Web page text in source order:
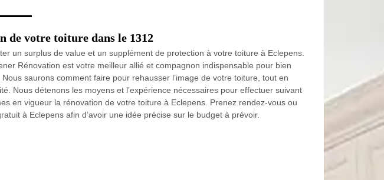
de votre toiture dans le 1312
un surplus de value et un supplément de protection à votre toiture à Eclepens.
Rénovation est votre meilleur allié et compagnon indispensable pour bien
saurons comment faire pour rehausser l’image de votre toiture, tout en
Nous détenons les moyens et l’expérience nécessaires pour effectuer suivant
en vigueur la rénovation de votre toiture à Eclepens. Prenez rendez-vous ou
à Eclepens afin d’avoir une idée précise sur le budget à prévoir.